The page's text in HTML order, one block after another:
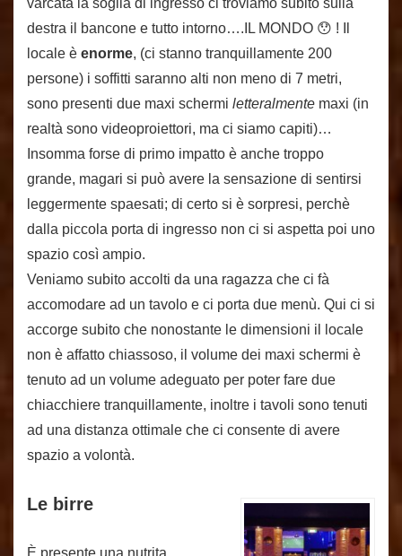
varcata la soglia di ingresso ci troviamo subito sulla
destra il bancone e tutto intorno….IL MONDO 😯 ! Il
locale è enorme, (ci stanno tranquillamente 200
persone) i soffitti saranno alti non meno di 7 metri,
sono presenti due maxi schermi letteralmente maxi (in
realtà sono videoproiettori, ma ci siamo capiti)…
Insomma forse di primo impatto è anche troppo
grande, magari si può avere la sensazione di sentirsi
leggermente spaesati; di certo si è sorpresi, perchè
dalla piccola porta di ingresso non ci si aspetta poi uno
spazio così ampio.
Veniamo subito accolti da una ragazza che ci fà
accomodare ad un tavolo e ci porta due menù. Qui ci si
accorge subito che nonostante le dimensioni il locale
non è affatto chiassoso, il volume dei maxi schermi è
tenuto ad un volume adeguato per poter fare due
chiacchiere tranquillamente, inoltre i tavoli sono tenuti
ad una distanza ottimale che ci consente di avere
spazio a volontà.
Le birre
È presente una nutrita